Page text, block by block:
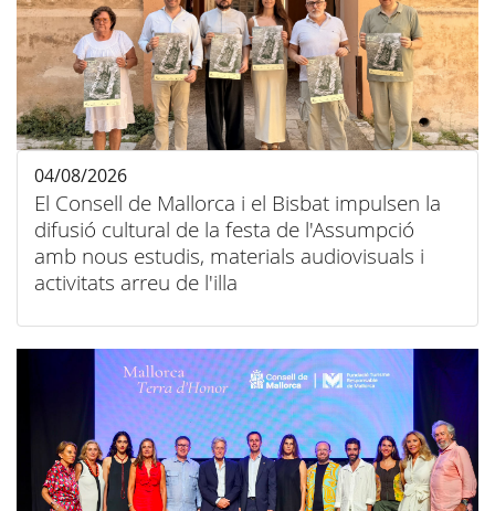
El Consell de Mallorca i el Bisbat impulsen la
difusió cultural de la festa de l'Assumpció
amb nous estudis, materials audiovisuals i
activitats arreu de l'illa
04/08/2026